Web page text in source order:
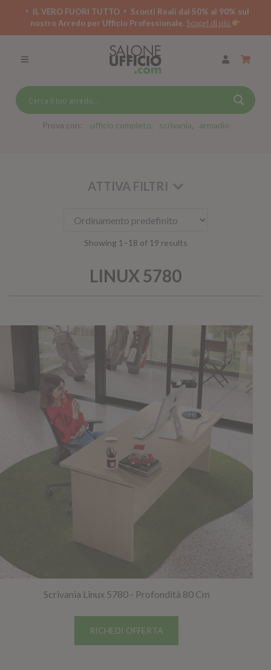
IL VERO FUORI TUTTO
Sconti Reali dal 50% al 90% sul
nostro Arredo per Ufficio Professionale. Scopri di più
Prova con: ufficio completo scrivania armadio
KOROS –
SCRIVANIE SPECIAL DESK
CASSETTIERE
TAVOLI RIUNIONE
LINUX 5780
Showing 1–18 of 19 results
ATTIVA FILTRI
Scrivania Linux 5780 - Profondità 80 Cm
RICHEDI OFFERTA